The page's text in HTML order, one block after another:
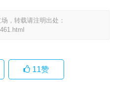
，转载请注明出处：
11赞